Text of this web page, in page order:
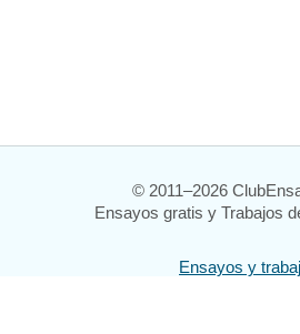
© 2011–2026
Ensayos gratis y Trabajos
Ensayos y